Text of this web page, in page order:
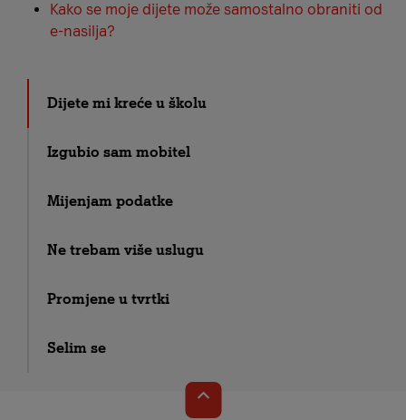
Kako se moje dijete može samostalno obraniti od
e-nasilja?
Dijete mi kreće u školu
Izgubio sam mobitel
Mijenjam podatke
Ne trebam više uslugu
Promjene u tvrtki
Selim se